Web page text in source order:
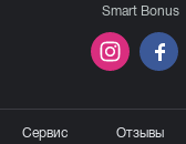
Smart Bonus
Сервис Отзывы